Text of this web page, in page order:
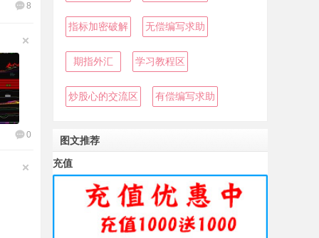
8
0
指标加密破解 无偿编写求助
期指外汇 学习教程区
炒股心的交流区 有偿编写求助
图文推荐
充值